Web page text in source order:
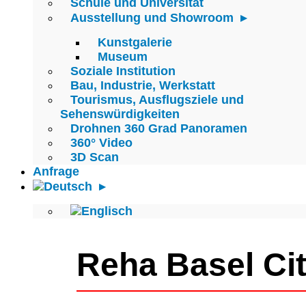
Schule und Universität
Ausstellung und Showroom
Kunstgalerie
Museum
Soziale Institution
Bau, Industrie, Werkstatt
Tourismus, Ausflugsziele und
Sehenswürdigkeiten
Drohnen 360 Grad Panoramen
360° Video
3D Scan
Anfrage
Reha Basel